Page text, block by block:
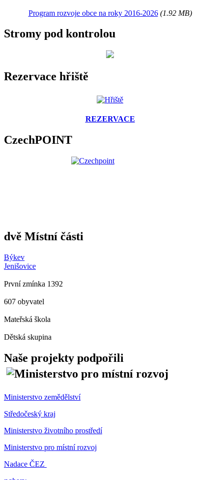
Program rozvoje obce na roky 2016-2026(1.92 MB)
Stromy pod kontrolou
Rezervace hřiště
REZERVACE
CzechPOINT
dvě Místní části
Býkev
Jenišovice
První zmínka 1392
607 obyvatel
Mateřská škola
Dětská skupina
Naše projekty podpořili
Ministerstvo zemědělství
Středočeský kraj
Ministerstvo životního prostředí
Ministerstvo pro místní rozvoj
Nadace ČEZ